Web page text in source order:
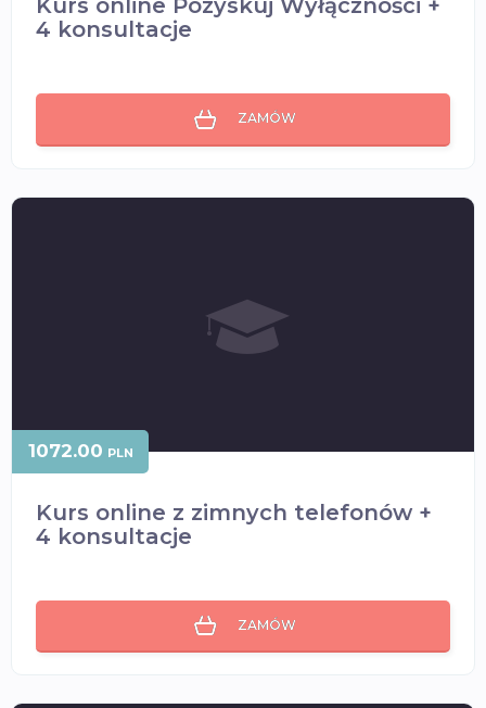
Kurs online Pozyskuj Wyłączności +
4 konsultacje
ZAMÓW
Kurs online z zimnych telefonów +
4 konsultacje
1072.00 PLN
ZAMÓW